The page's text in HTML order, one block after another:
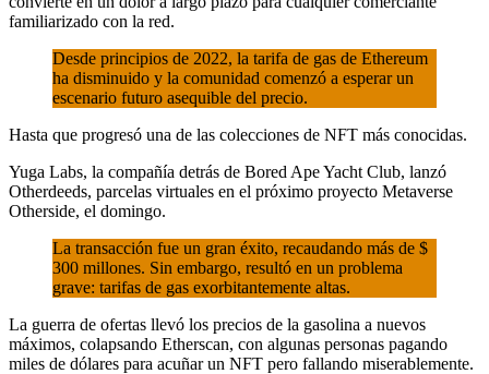
familiarizado con la red.
Desde principios de 2022, la tarifa de gas de Ethereum
ha disminuido y la comunidad comenzó a esperar un
escenario futuro asequible del precio.
Hasta que progresó una de las colecciones de NFT más conocidas.
Yuga Labs, la compañía detrás de Bored Ape Yacht Club, lanzó
Otherdeeds, parcelas virtuales en el próximo proyecto Metaverse
Otherside, el domingo.
La transacción fue un gran éxito, recaudando más de $
300 millones. Sin embargo, resultó en un problema
grave: tarifas de gas exorbitantemente altas.
La guerra de ofertas llevó los precios de la gasolina a nuevos
máximos, colapsando Etherscan, con algunas personas pagando
miles de dólares para acuñar un NFT pero fallando miserablemente.